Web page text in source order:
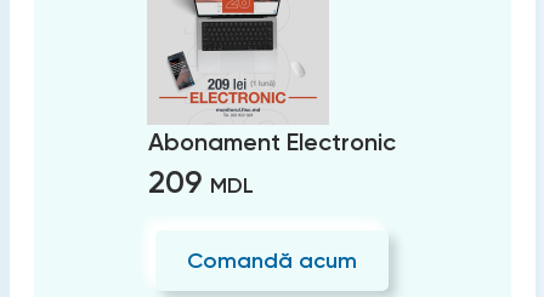
Abonament Electronic
209 MDL
Comandă acum